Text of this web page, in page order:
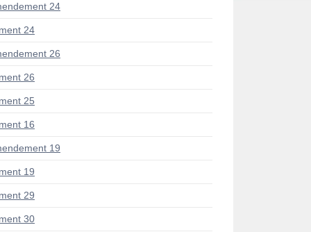
24
24
26
26
25
16
19
19
29
30